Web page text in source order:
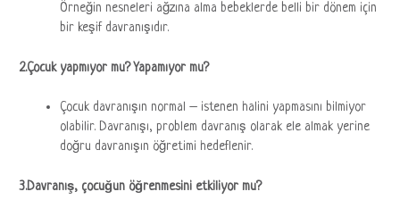
Örneğin nesneleri ağzına alma bebeklerde belli bir dönem için
bir keşif davranışıdır.
2.Çocuk yapmıyor mu? Yapamıyor mu?
Çocuk davranışın normal – istenen halini yapmasını bilmiyor
olabilir. Davranışı, problem davranış olarak ele almak yerine
doğru davranışın öğretimi hedeflenir.
3.Davranış, çocuğun öğrenmesini etkiliyor mu?